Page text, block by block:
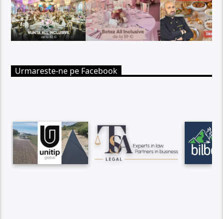
Urmareste-ne pe Facebook